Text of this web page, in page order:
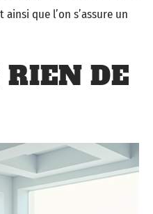
que l’on s’assure un
RIEN DE